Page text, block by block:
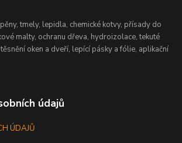
tmely, lepidla, chemické kotvy, přísady do
malty, ochranu dřeva, hydroizolace, tekuté
oken a dveří, lepící pásky a fólie, aplikační
údajů
ÚDAJŮ